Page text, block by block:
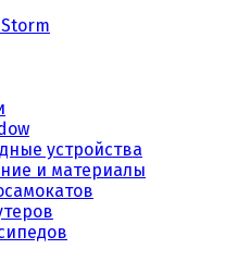
устройства
и материалы